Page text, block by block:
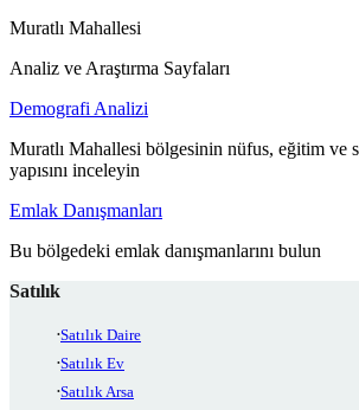
Muratlı Mahallesi
Analiz ve Araştırma Sayfaları
Demografi Analizi
Muratlı Mahallesi bölgesinin nüfus, eğitim ve
yapısını inceleyin
Emlak Danışmanları
Bu bölgedeki emlak danışmanlarını bulun
Satılık
Satılık Daire
Satılık Ev
Satılık Arsa